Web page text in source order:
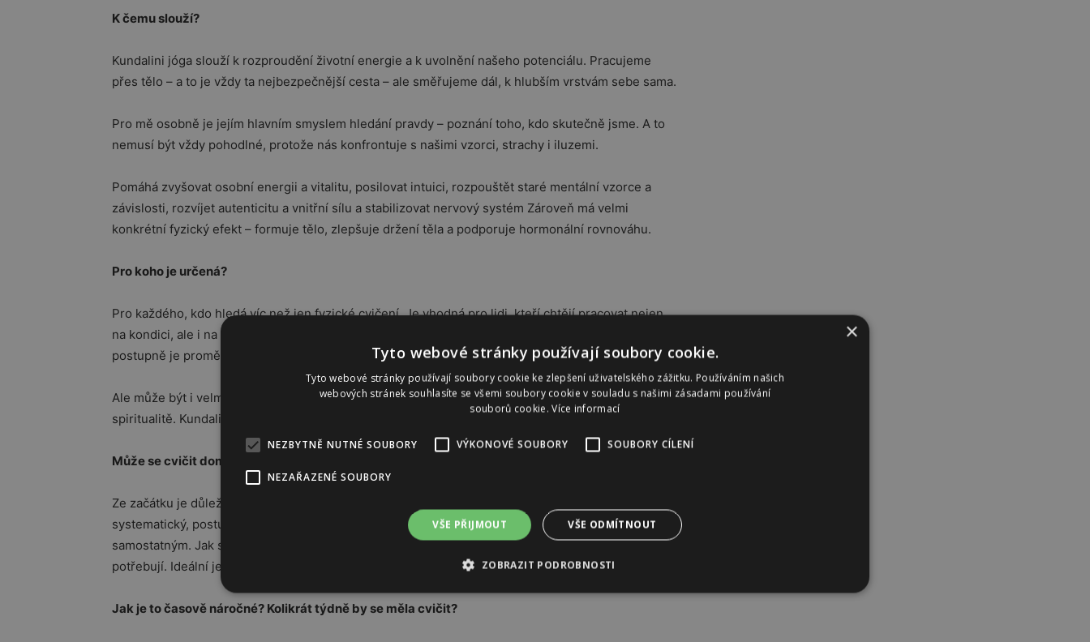
K čemu slouží?
Kundalini jóga slouží k rozproudění životní energie a k uvolnění našeho potenciálu. Pracujeme
přes tělo – a to je vždy ta nejbezpečnější cesta – ale směřujeme dál, k hlubším vrstvám sebe sama.
Pro mě osobně je jejím hlavním smyslem hledání pravdy – poznání toho, kdo skutečně jsme. A to
nemusí být vždy pohodlné, protože nás konfrontuje s našimi vzorci, strachy i iluzemi.
Pomáhá zvyšovat osobní energii a vitalitu, posilovat intuici, rozpouštět staré mentální vzorce a
závislosti, rozvíjet autenticitu a vnitřní sílu a stabilizovat nervový systém Zároveň má velmi
konkrétní fyzický efekt – formuje tělo, zlepšuje držení těla a podporuje hormonální rovnováhu.
Pro koho je určená?
Pro každého, kdo hledá víc než jen fyzické cvičení. Je vhodná pro lidi, kteří chtějí pracovat nejen
na kondici, ale i na své psychice, energii a vědomí. Pro ty, kteří chtějí porozumět svým reakcím a
postupně je proměňovat.
Ale může být i velmi praktická – někdo přijde kvůli energii, jiný kvůli stresu, další kvůli hlubší
spiritualitě. Kundalini jóga dokáže obsáhnout všechny tyto roviny.
Může se cvičit doma, nebo je nutné chodit do jógového studia?
Ze začátku je důležité mít dobrého učitele. Kundalini jóga pracuje s energií a je potřeba
systematický, postupný přístup. Dobrý učitel ale vede tak, aby se člověk postupně stal
samostatným. Jak se prohlubuje praxe, zesiluje intuice – a člověk ví, co jeho tělo a energie
potřebují. Ideální je kombinace vedených lekcí a vlastní krátké domácí praxe.
Jak je to časově náročné? Kolikrát týdně by se měla cvičit?
×
Tyto webové stránky používají soubory cookie.
Tyto webové stránky používají soubory cookie ke zlepšení uživatelského zážitku. Používáním našich
webových stránek souhlasíte se všemi soubory cookie v souladu s našimi zásadami používání
souborů cookie.Více informací
NEZBYTNĚ NUTNÉ SOUBORY VÝKONOVÉ SOUBORY SOUBORY CÍLENÍ
NEZAŘAZENÉ SOUBORY
VŠE PŘIJMOUT VŠE ODMÍTNOUT
ZOBRAZIT PODROBNOSTI